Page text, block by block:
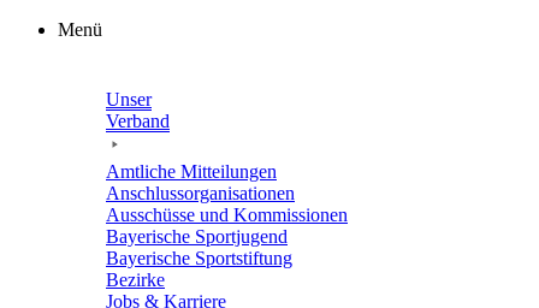
Zum
Menü
Unser
Verband
Amtli­che Mitteilungen
Anschluss­or­ga­ni­sa­tio­nen
Ausschüsse und Kommissionen
Baye­ri­sche Sportjugend
Baye­ri­sche Sportstiftung
Bezirke
Jobs & Karriere